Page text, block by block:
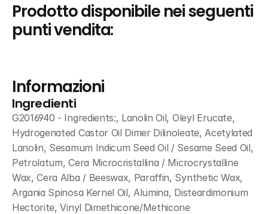
Prodotto disponibile nei seguenti
punti vendita:
Informazioni
Ingredienti
G2016940 - Ingredients:, Lanolin Oil, Oleyl Erucate,
Hydrogenated Castor Oil Dimer Dilinoleate, Acetylated
Lanolin, Sesamum Indicum Seed Oil / Sesame Seed Oil,
Petrolatum, Cera Microcristallina / Microcrystalline
Wax, Cera Alba / Beeswax, Paraffin, Synthetic Wax,
Argania Spinosa Kernel Oil, Alumina, Disteardimonium
Hectorite, Vinyl Dimethicone/Methicone